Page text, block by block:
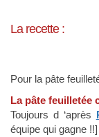
La recette :
Pour la pâte
La pâte feuilletée
Toujours d ‘après
équipe qui gagne !!]